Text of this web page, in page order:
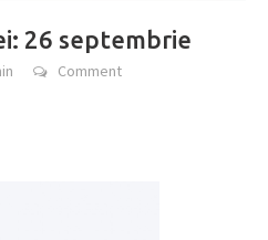
26 septembrie
Comment